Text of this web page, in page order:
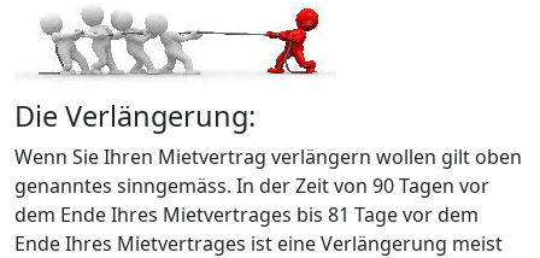
Die Verlängerung:
Wenn Sie Ihren Mietvertrag verlängern wollen gilt oben
genanntes sinngemäss. In der Zeit von 90 Tagen vor
dem Ende Ihres Mietvertrages bis 81 Tage vor dem
Ende Ihres Mietvertrages ist eine Verlängerung meist